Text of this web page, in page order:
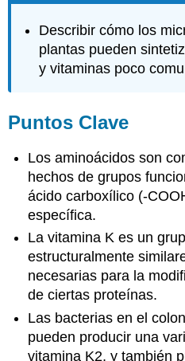
Describir cómo los
plantas pueden
y vitaminas poco
Puntos Clave
Los aminoácidos son
hechos de grupos
ácido carboxílico (-
específica.
La vitamina K es un
estructuralmente
necesarias para la
de ciertas proteínas.
Las bacterias en el
pueden producir una
vitamina K2, y también